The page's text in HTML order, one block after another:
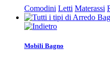
Comodini Letti Materassi
Mobili Bagno